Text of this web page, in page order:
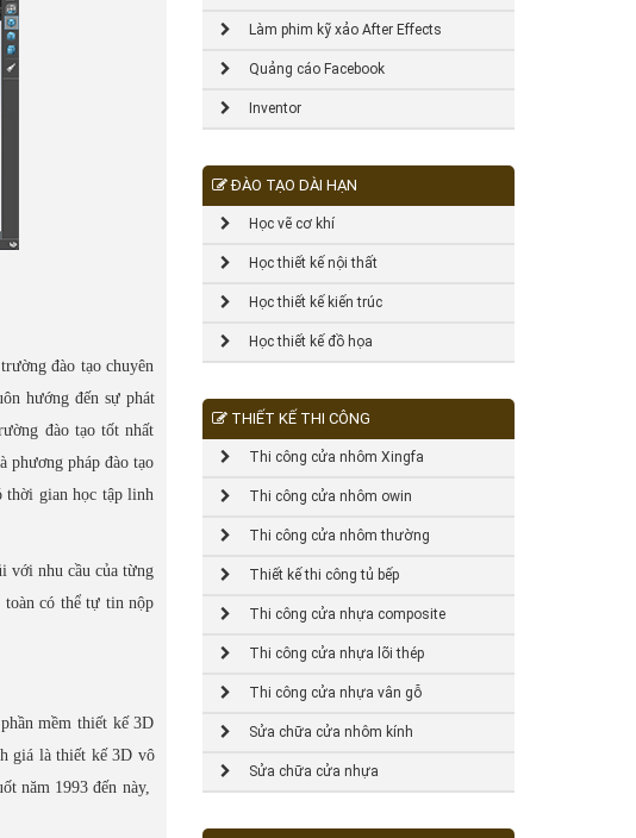
đào tạo chuyên
hướng đến sự phát
đào tạo tốt nhất
phương pháp đào tạo
thời gian học tập linh
với nhu cầu của từng
toàn có thể tự tin nộp
mềm thiết kế 3D
giá là thiết kế 3D vô
năm 1993 đến này,
Làm phim kỹ xảo After Effects
Quảng cáo Facebook
Inventor
ĐÀO TẠO DÀI HẠN
Học vẽ cơ khí
Học thiết kế nội thất
Học thiết kế kiến trúc
Học thiết kế đồ họa
THIẾT KẾ THI CÔNG
Thi công cửa nhôm Xingfa
Thi công cửa nhôm owin
Thi công cửa nhôm thường
Thiết kế thi công tủ bếp
Thi công cửa nhựa composite
Thi công cửa nhựa lõi thép
Thi công cửa nhựa vân gỗ
Sửa chữa cửa nhôm kính
Sửa chữa cửa nhựa